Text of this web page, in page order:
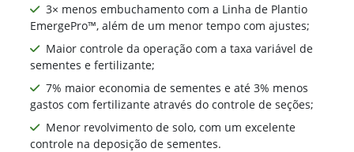
3× menos embuchamento com a Linha de Plantio
EmergePro™, além de um menor tempo com ajustes;
Maior controle da operação com a taxa variável de
sementes e fertilizante;
7% maior economia de sementes e até 3% menos
gastos com fertilizante através do controle de seções;
Menor revolvimento de solo, com um excelente
controle na deposição de sementes.